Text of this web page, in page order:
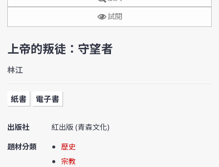
試閱
上帝的叛徒：守望者
林江
紙書 電子書
出版社
紅出版 (青森文化)
題材分類
歷史
宗教